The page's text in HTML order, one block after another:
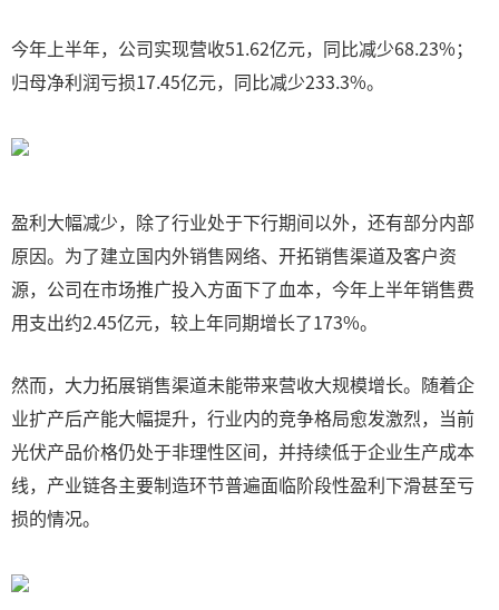
今年上半年，公司实现营收51.62亿元，同比减少68.23%；
归母净利润亏损17.45亿元，同比减少233.3%。
盈利大幅减少，除了行业处于下行期间以外，还有部分内部
原因。为了建立国内外销售网络、开拓销售渠道及客户资
源，公司在市场推广投入方面下了血本，今年上半年销售费
用支出约2.45亿元，较上年同期增长了173%。
然而，大力拓展销售渠道未能带来营收大规模增长。随着企
业扩产后产能大幅提升，行业内的竞争格局愈发激烈，当前
光伏产品价格仍处于非理性区间，并持续低于企业生产成本
线，产业链各主要制造环节普遍面临阶段性盈利下滑甚至亏
损的情况。